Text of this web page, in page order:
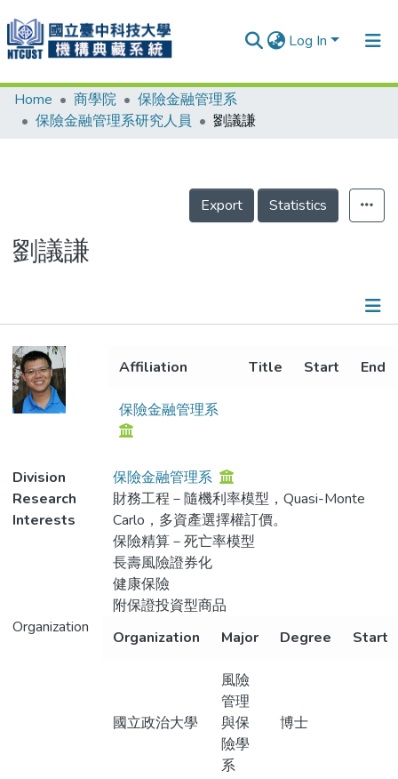
Log In
Communities & Collections
Organizations
Home 商學院
保險金融管理系
保險金融管理系研究人員
劉議謙
Export Statistics
劉議謙
Affiliation Title Start End
保險金融管理系
Division
保險金融管理系
Research
Interests
財務工程－隨機利率模型，Quasi-Monte
Carlo，多資產選擇權訂價。
保險精算－死亡率模型
長壽風險證券化
健康保險
附保證投資型商品
Organization
Organization Major Degree Start
國立政治大學
風險
管理
與保
險學
系
博士